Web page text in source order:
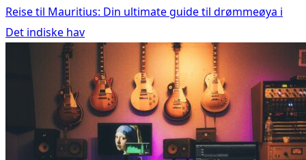
Reise til Mauritius: Din ultimate guide til drømmeøya i
Det indiske hav